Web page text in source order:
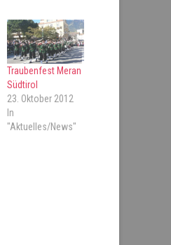
Traubenfest Meran
Südtirol
23. Oktober 2012
In
"Aktuelles/News"